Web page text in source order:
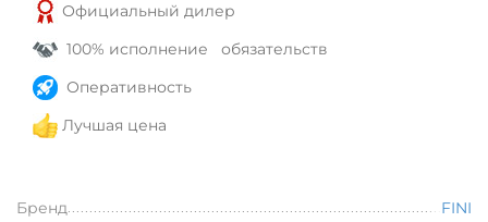
Официальный дилер
100% исполнение обязательств
Оперативность
Лучшая цена
Бренд
FINI